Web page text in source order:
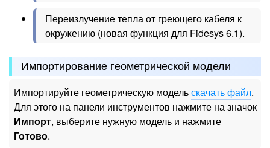
Переизлучение тепла от греющего кабеля к
окружению (новая функция для Fidesys 6.1).
Импортирование геометрической модели
Импортируйте геометрическую модельскачать файл.
Для этого на панели инструментов нажмите на значок
Импорт, выберите нужную модель и нажмите
Готово.